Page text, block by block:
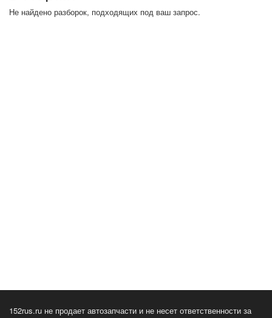
Не найдено разборок, подходящих под ваш запрос.
152rus.ru не продает автозапчасти и не несет ответственности за